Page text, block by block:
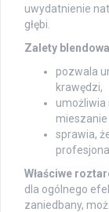
uwydatnienie
głębi.
Zalety
pozwala
krawędzi,
umożliwia
mieszanie
sprawia,
Właściwe
dla ogólnego
zaniedbany,